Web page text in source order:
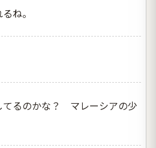
ね。
てるのかな？ マレーシアの少